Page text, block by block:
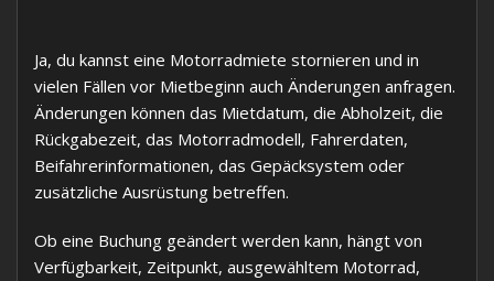
Ja, du kannst eine Motorradmiete stornieren und in
vielen Fällen vor Mietbeginn auch Änderungen anfragen.
Änderungen können das Mietdatum, die Abholzeit, die
Rückgabezeit, das Motorradmodell, Fahrerdaten,
Beifahrerinformationen, das Gepäcksystem oder
zusätzliche Ausrüstung betreffen.
Ob eine Buchung geändert werden kann, hängt von
Verfügbarkeit, Zeitpunkt, ausgewähltem Motorrad,